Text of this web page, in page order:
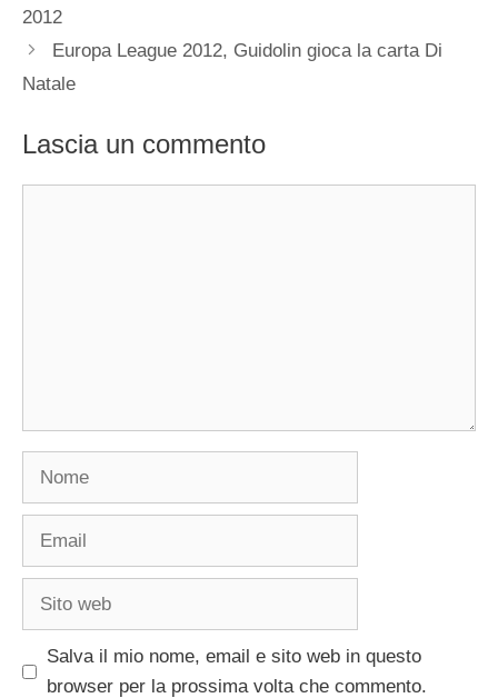
2012
Europa League 2012, Guidolin gioca la carta Di
Natale
Lascia un commento
Nome
Email
Sito
Salva il mio nome, email e sito web in questo
browser per la prossima volta che commento.